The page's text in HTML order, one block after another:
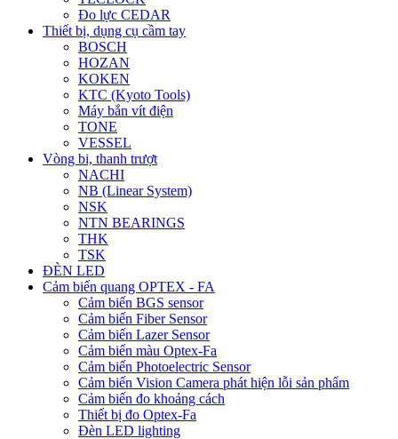
Đo lực CEDAR
Thiết bị, dụng cụ cầm tay
BOSCH
HOZAN
KOKEN
KTC (Kyoto Tools)
Máy bắn vít điện
TONE
VESSEL
Vòng bi, thanh trượt
NACHI
NB (Linear System)
NSK
NTN BEARINGS
THK
TSK
ĐÈN LED
Cảm biến quang OPTEX - FA
Cảm biến BGS sensor
Cảm biến Fiber Sensor
Cảm biến Lazer Sensor
Cảm biến màu Optex-Fa
Cảm biến Photoelectric Sensor
Cảm biến Vision Camera phát hiện lỗi sản phẩm
Cảm biến đo khoảng cách
Thiết bị đo Optex-Fa
Đèn LED lighting